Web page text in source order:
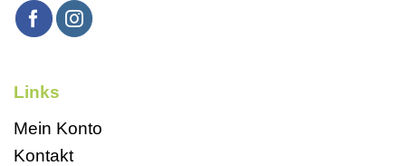
Links
Mein Konto
Kontakt